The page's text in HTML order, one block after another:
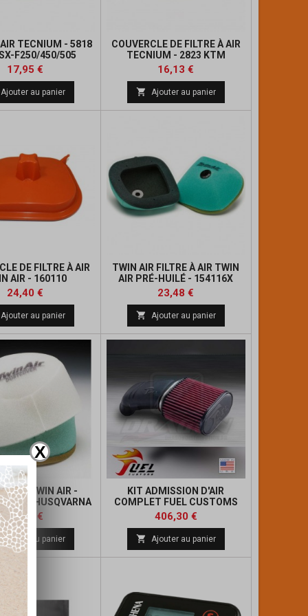
X
AIR TECNIUM - 5818
F250/450/505
Prix
17,95 €
base
Ajouter au panier
COUVERCLE DE FILTRE À AIR
TECNIUM - 2823 KTM
SX125/SX-F250/450
Prix
16,13 €
base
 Ajouter au panier
DE FILTRE À AIR
AIR - 160110
HUSQVARNA
Prix
24,40 €
base
Ajouter au panier
TWIN AIR FILTRE À AIR TWIN
AIR PRÉ-HUILÉ - 154116X
Prix
23,48 €
base
 Ajouter au panier
TWIN AIR -
KTM/HUSQVARNA
Prix
11,73 €
base
Ajouter au panier
KIT ADMISSION D'AIR
COMPLET FUEL CUSTOMS
QUAD KTM
Prix
406,30 €Prix
de
base
 Ajouter au panier